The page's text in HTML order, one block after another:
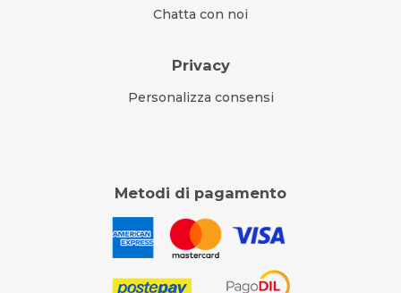
Chatta con noi
Privacy
Personalizza consensi
Metodi di pagamento